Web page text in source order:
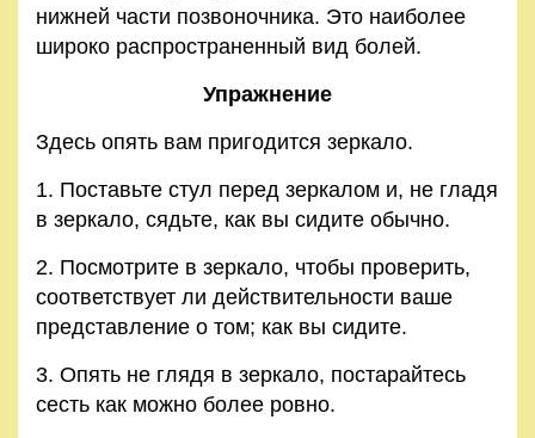
нижней части позвоночника. Это наиболее
широко распространенный вид болей.
Упражнение
Здесь опять вам пригодится зеркало.
1. Поставьте стул перед зеркалом и, не гладя
в зеркало, сядьте, как вы сидите обычно.
2. Посмотрите в зеркало, чтобы проверить,
соответствует ли действительности ваше
представление о том; как вы сидите.
3. Опять не глядя в зеркало, постарайтесь
сесть как можно более ровно.